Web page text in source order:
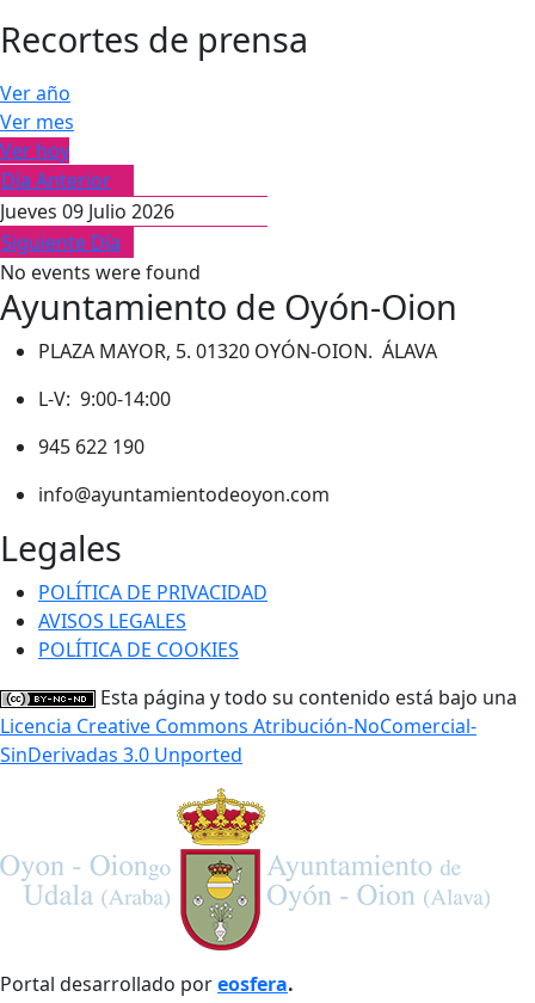
Recortes de prensa
Ver año
Ver mes
Ver hoy
Día Anterior
Jueves 09 Julio 2026
Siguiente Día
No events were found
Ayuntamiento de Oyón-Oion
PLAZA MAYOR, 5. 01320 OYÓN-OION. ÁLAVA
L-V: 9:00-14:00
945 622 190
info@ayuntamientodeoyon.com
Legales
POLÍTICA DE PRIVACIDAD
AVISOS LEGALES
POLÍTICA DE COOKIES
Esta página y todo su contenido está bajo una
Licencia Creative Commons Atribución-NoComercial-
SinDerivadas 3.0 Unported
Portal desarrollado poreosfera.